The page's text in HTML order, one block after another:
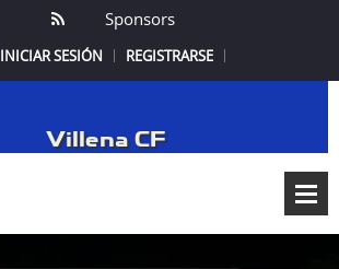
Sponsors
INICIAR SESIÓN REGISTRARSE
Villena CF